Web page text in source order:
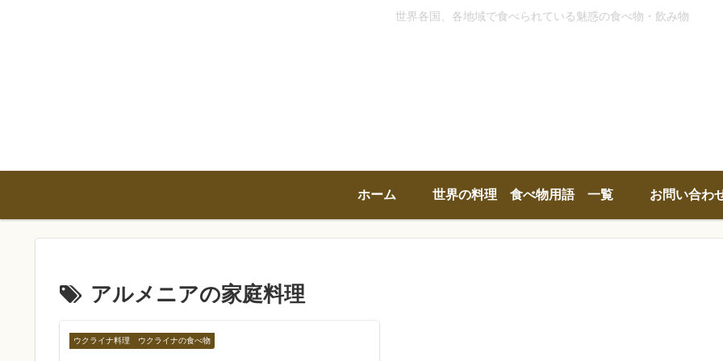
世界各国、各地域で食べられている魅惑の食べ物・飲み物
ホーム 世界の料理 食べ物用語 一覧 お問い合わ
アルメニアの家庭料理
ウクライナ料理 ウクライナの食べ物